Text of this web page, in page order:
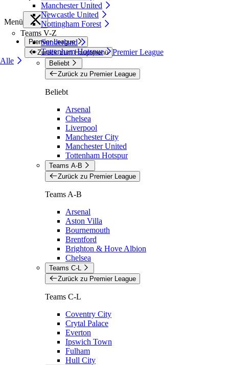
Manchester United
Newcastle United
Nottingham Forest
Teams V-Z
Sunderland
Tottenham Hotspur
Alle
Menü
Premier League
Zurück zum Hauptmenü Premier League
Beliebt
Zurück zu Premier League
Beliebt
Arsenal
Chelsea
Liverpool
Manchester City
Manchester United
Tottenham Hotspur
Teams A-B
Zurück zu Premier League
Teams A-B
Arsenal
Aston Villa
Bournemouth
Brentford
Brighton & Hove Albion
Chelsea
Teams C-L
Zurück zu Premier League
Teams C-L
Coventry City
Crytal Palace
Everton
Ipswich Town
Fulham
Hull City